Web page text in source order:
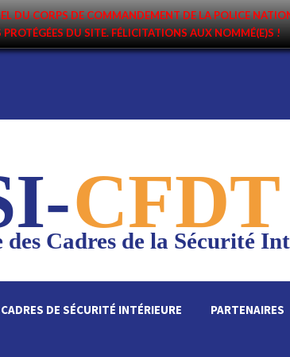
CORPS DE COMMANDEMENT DE LA POLICE
DU SITE. FÉLICITATIONS AUX NOMMÉ(E)S !
CFDT
Cadres de la Sécurité
DE SÉCURITÉ INTÉRIEURE PARTENAIRES